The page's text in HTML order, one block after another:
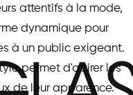
attentifs à la mode,
dynamique pour
à un public exigeant.
permet d'attirer les
de leur apparence.